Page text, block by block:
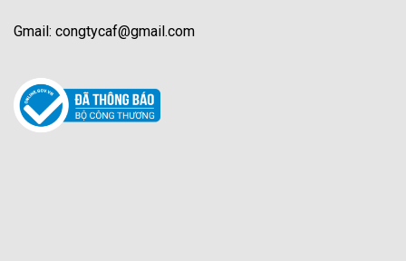
Gmail: congtycaf@gmail.com